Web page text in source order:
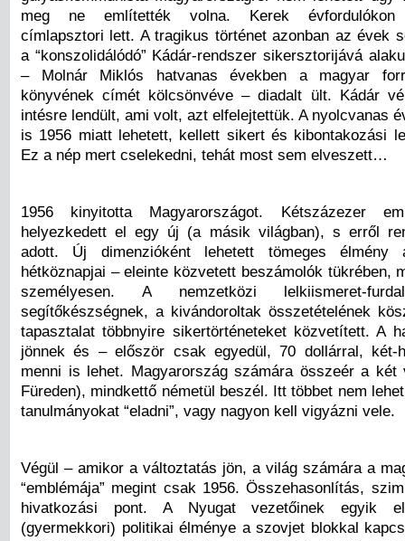
meg ne említették volna. Kerek évfordulókon
címlapsztori lett. A tragikus történet azonban az évek
a “konszolidálódó” Kádár-rendszer sikersztorijává
– Molnár Miklós hatvanas években a magyar
könyvének címét kölcsönvéve – diadalt ült. Kádár
intésre lendült, ami volt, azt elfelejtettük. A nyolcvanas
is 1956 miatt lehetett, kellett sikert és kibontakozási
Ez a nép mert cselekedni, tehát most sem elveszett…
1956 kinyitotta Magyarországot. Kétszázezer
helyezkedett el egy új (a másik világban), s erről
adott. Új dimenzióként lehetett tömeges
hétköznapjai – eleinte közvetett beszámolók tükrében,
személyesen. A nemzetközi lelkiismeret-
segítőkészségnek, a kivándoroltak összetételének
tapasztalat többnyire sikertörténeteket közvetített. A
jönnek és – először csak egyedül, 70 dollárral, két-
menni is lehet. Magyarország számára összeér a két
Füreden), mindkettő németül beszél. Itt többet nem
tanulmányokat “eladni”, vagy nagyon kell vigyázni vele.
Végül – amikor a változtatás jön, a világ számára a
“emblémája” megint csak 1956. Összehasonlítás,
hivatkozási pont. A Nyugat vezetőinek egyik
(gyermekkori) politikai élménye a szovjet blokkal